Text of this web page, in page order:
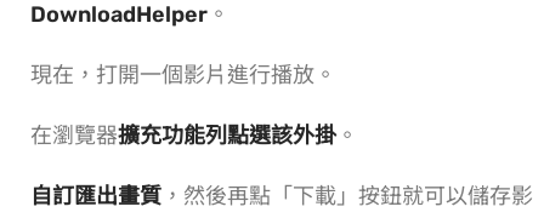
DownloadHelper 。
現在，打開一個 Vimeo 影片進行播放。
在瀏覽器擴充功能列點選該外掛。
自訂匯出畫質 ，然後再點「下載」按鈕就可以儲存 Vimeo 影